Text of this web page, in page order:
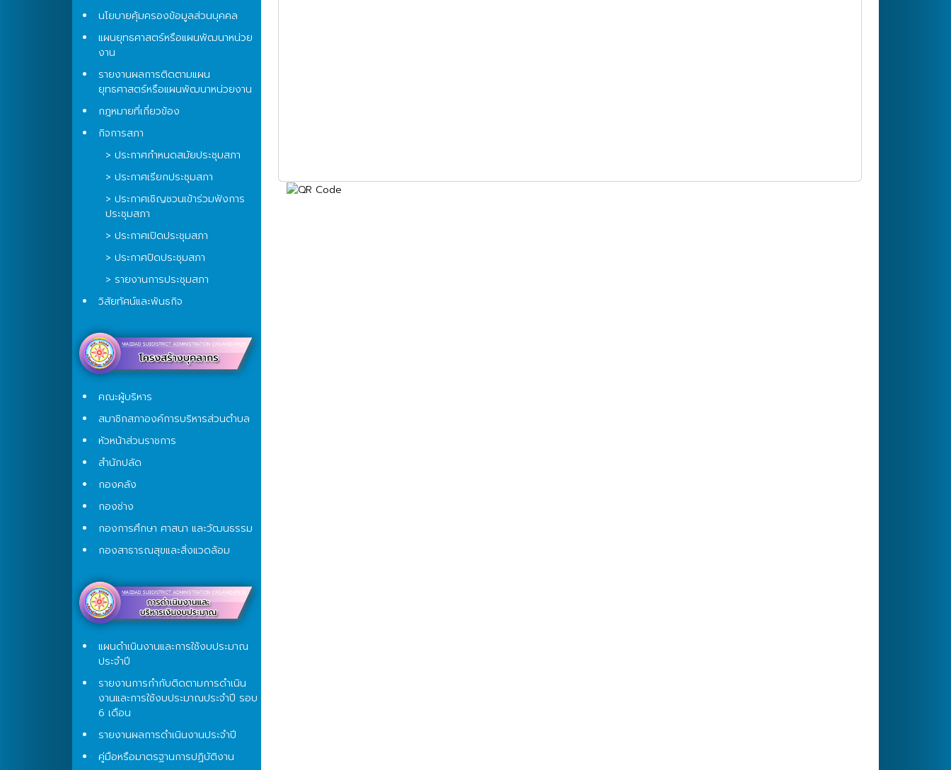
นโยบายคุ้มครองข้อมูลส่วนบุคคล
แผนยุทธศาสตร์หรือแผนพัฒนาหน่วย
งาน
รายงานผลการติดตามแผน
ยุทธศาสตร์หรือแผนพัฒนาหน่วยงาน
กฎหมายที่เกี่ยวข้อง
กิจการสภา
> ประกาศกำหนดสมัยประชุมสภา
> ประกาศเรียกประชุมสภา
> ประกาศเชิญชวนเข้าร่วมฟังการ
ประชุมสภา
> ประกาศเปิดประชุมสภา
> ประกาศปิดประชุมสภา
> รายงานการประชุมสภา
วิสัยทัศน์และพันธกิจ
คณะผู้บริหาร
สมาชิกสภาองค์การบริหารส่วนตำบล
หัวหน้าส่วนราชการ
สำนักปลัด
กองคลัง
กองช่าง
กองการศึกษา ศาสนา และวัฒนธรรม
กองสาธารณสุขและสิ่งแวดล้อม
แผนดำเนินงานและการใช้งบประมาณ
ประจำปี
รายงานการกำกับติดตามการดำเนิน
งานและการใช้งบประมาณประจำปี รอบ
6 เดือน
รายงานผลการดำเนินงานประจำปี
คู่มือหรือมาตรฐานการปฏิบัติงาน